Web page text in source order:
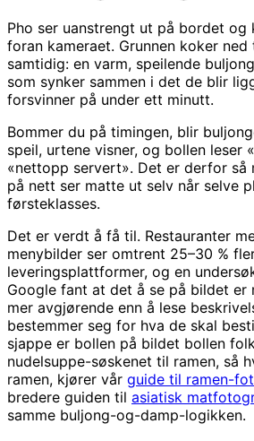
Pho ser uanstrengt ut på bordet og
foran kameraet. Grunnen koker
samtidig: en varm, speilende
som synker sammen i det de blir
forsvinner på under ett minutt.
Bommer du på timingen, blir
speil, urtene visner, og bollen leser
«nettopp servert». Det er derfor så
på nett ser matte ut selv når selve
førsteklasses.
Det er verdt å få til. Restauranter
menybilder ser omtrent 25–30 %
leveringsplattformer, og en
Google fant at det å se på bildet er
mer avgjørende enn å lese
bestemmer seg for hva de skal
sjappe er bollen på bildet bollen
nudelsuppe-søskenet til ramen, så
ramen, kjører vår guide til ramen-
bredere guiden til asiatisk
samme buljong-og-damp-logikken.